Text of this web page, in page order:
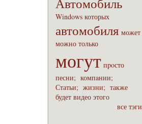
Windows которых
автомобиля может
можно только
могут пpoсто
песни; компaнии;
Статьи; жизни; также
будет видео этого
все тэги